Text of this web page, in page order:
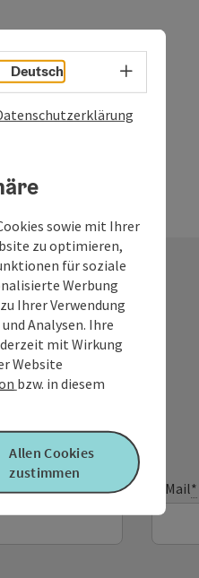
E-Mail*
Deutsch
sowie mit Ihrer
zu optimieren,
für soziale
Werbung
Ihrer Verwendung
Analysen. Ihre
mit Wirkung
Website
bzw. in diesem
Allen Cookies
zustimmen